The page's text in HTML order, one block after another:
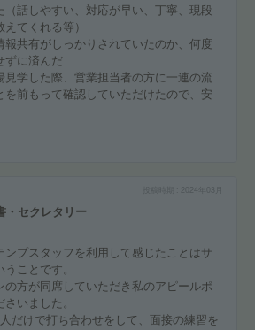
（話しやすい、対応が早い、丁寧、現段
てくれる等）
報共有がしっかりされていたのか、何度
ずに済んだ
見学した際、営業担当者の方に一連の流
を前もって確認していただけたので、安
2024年03月
・セクレタリー
プスタッフを利用して感じたことはサ
ことです。
方が同席していただき私のアピールポ
いました。
だけで打ち合わせをして、面接の練習を